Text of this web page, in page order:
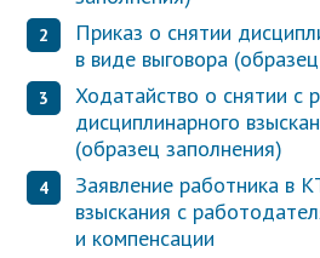
Приказ о снятии
в виде выговора
Ходатайство о снятии с
дисциплинарного
(образец заполнения)
Заявление работника в
взыскания с
и компенсации